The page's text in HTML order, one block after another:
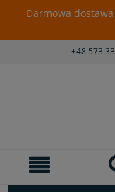
Darmowa
+48 573